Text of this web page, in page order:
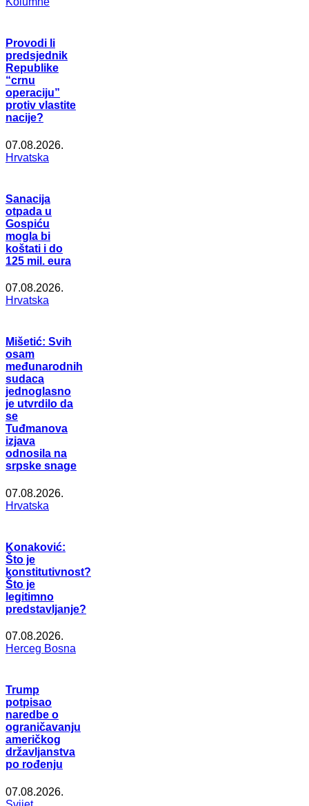
Provodi li
predsjednik
Republike
“crnu
operaciju”
protiv vlastite
nacije?
07.08.2026.
Hrvatska
Sanacija
otpada u
Gospiću
mogla bi
koštati i do
125 mil. eura
07.08.2026.
Hrvatska
Mišetić: Svih
osam
međunarodnih
sudaca
jednoglasno
je utvrdilo da
se
Tuđmanova
izjava
odnosila na
srpske snage
07.08.2026.
Hrvatska
Konaković:
Što je
konstitutivnost?
Što je
legitimno
predstavljanje?
07.08.2026.
Herceg Bosna
Trump
potpisao
naredbe o
ograničavanju
američkog
državljanstva
po rođenju
07.08.2026.